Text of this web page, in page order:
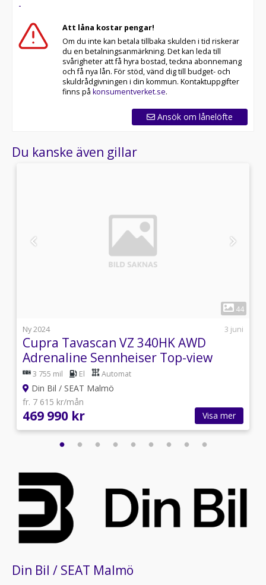
-
Att låna kostar pengar!
Om du inte kan betala tillbaka skulden i tid riskerar
du en betalningsanmärkning. Det kan leda till
svårigheter att få hyra bostad, teckna abonnemang
och få nya lån. För stöd, vänd dig till budget- och
skuldrådgivningen i din kommun. Kontaktuppgifter
finns på konsumentverket.se.
Ansök om lånelöfte
Du kanske även gillar
44
Ny 2024
3 juni
Cupra Tavascan VZ 340HK AWD
Adrenaline Sennheiser Top-view
kamera
3 755 mil El Automat
Din Bil / SEAT Malmö
fr. 7 615 kr/mån
469 990 kr Visa mer
Din Bil / SEAT Malmö